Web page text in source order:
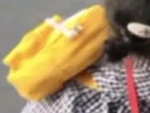
原生时代的质量新范
验室走向规模化产业落地
《2026智能研发生产力
云测的Testin XAge
试领域代表产品。对CI
变：AI测试正在从效率
础设施。 CIO面对的新
焦虑清单上多了两项：
体应用安全地从PoC走
一篇关于 ADT
就回不去了。Alex Fedos
基石"。 他说的东西不新
），尤其是和类型
楚了一件事：这不是类
常编码的思维方式。 文
。一个网站的深色主题
可空字段来表示——bool
的默认模式、浅
业 AI 平台 Clou
源项目 Cloudflare O
，你会觉得这是又一
器人"——每个大厂都在
Kenton Varda 在 Twitte
，可自托管的分